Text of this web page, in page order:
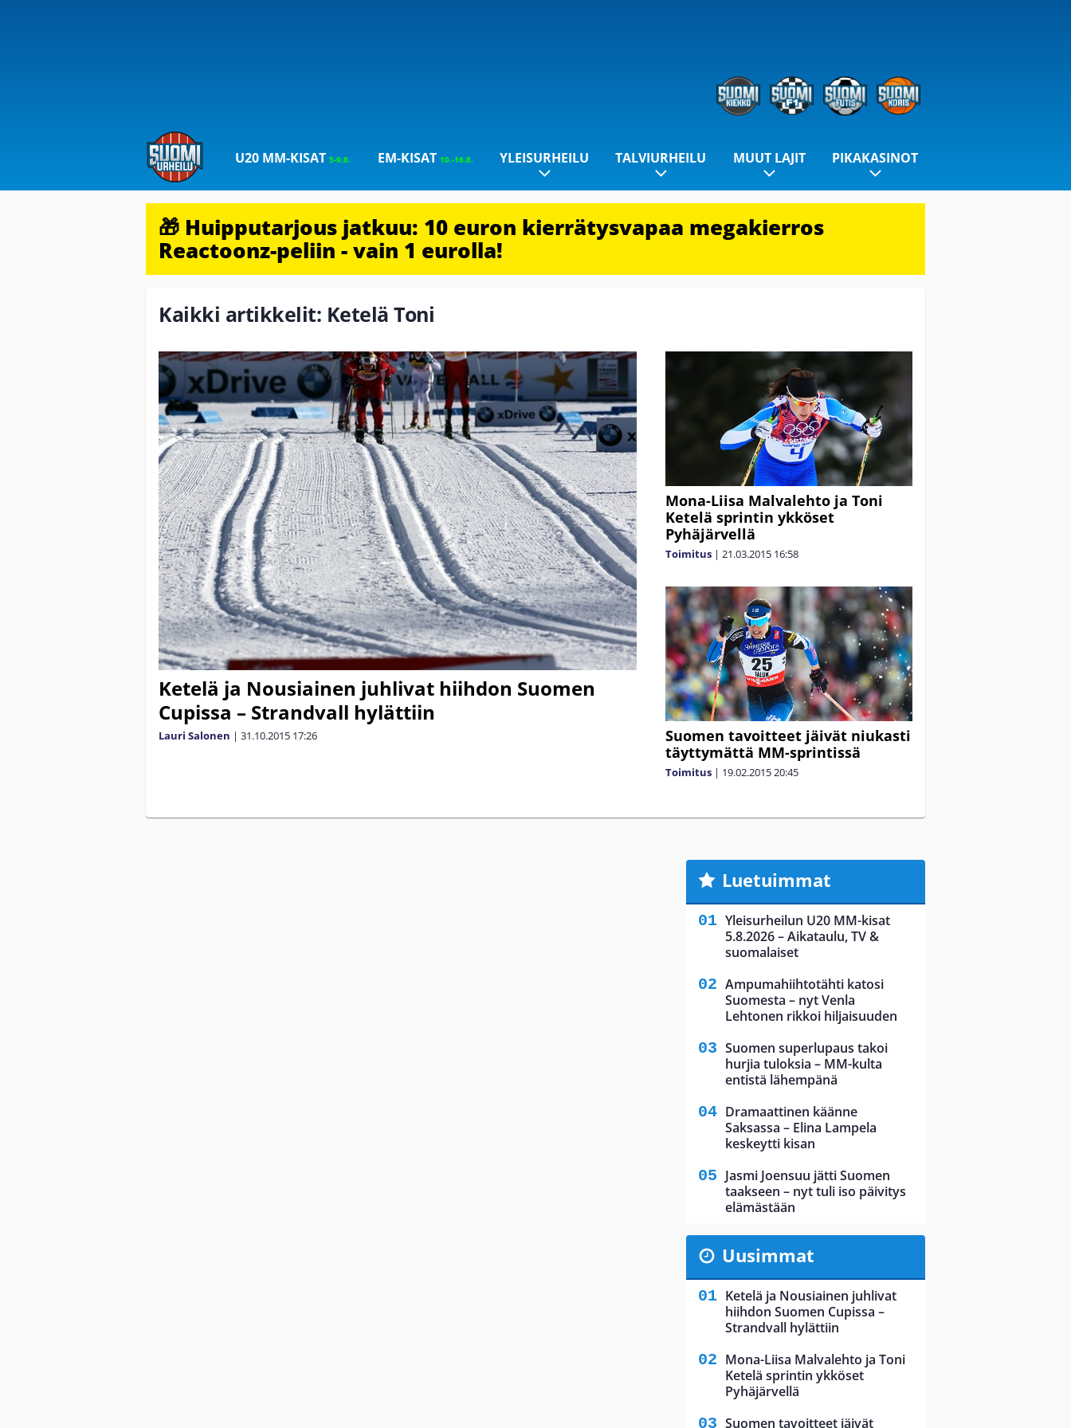
U20 MM-KISAT5-9.8. EM-KISAT 10.-16.8. YLEISURHEILU TALVIURHEILU MUUT LAJIT PIKAKASINOT
🎁 Huipputarjous jatkuu: 10 euron kierrätysvapaa megakierros
Reactoonz-peliin - vain 1 eurolla!
Kaikki artikkelit: Ketelä Toni
Ketelä ja Nousiainen juhlivat hiihdon Suomen
Cupissa – Strandvall hylättiin
Lauri Salonen | 31.10.2015 17:26
Mona-Liisa Malvalehto ja Toni
Ketelä sprintin ykköset
Pyhäjärvellä
Toimitus | 21.03.2015 16:58
Suomen tavoitteet jäivät niukasti
täyttymättä MM-sprintissä
Toimitus | 19.02.201520:45
Luetuimmat
Yleisurheilun U20 MM-kisat
5.8.2026 – Aikataulu, TV &
suomalaiset
Ampumahiihtotähti katosi
Suomesta – nyt Venla
Lehtonen rikkoi hiljaisuuden
Suomen superlupaus takoi
hurjia tuloksia – MM-kulta
entistä lähempänä
Dramaattinen käänne
Saksassa – Elina Lampela
keskeytti kisan
Jasmi Joensuu jätti Suomen
taakseen – nyt tuli iso päivitys
elämästään
Uusimmat
Ketelä ja Nousiainen juhlivat
hiihdon Suomen Cupissa –
Strandvall hylättiin
Mona-Liisa Malvalehto ja Toni
Ketelä sprintin ykköset
Pyhäjärvellä
Suomen tavoitteet jäivät